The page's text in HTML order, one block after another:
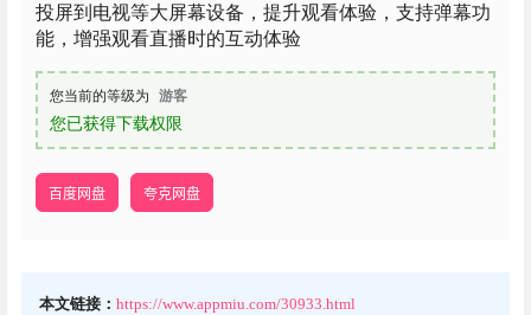
投屏到电视等大屏幕设备，提升观看体验，支持弹幕功
能，增强观看直播时的互动体验
您当前的等级为 游客
您已获得下载权限
百度网盘 夸克网盘
本文链接： https://www.appmiu.com/30933.html